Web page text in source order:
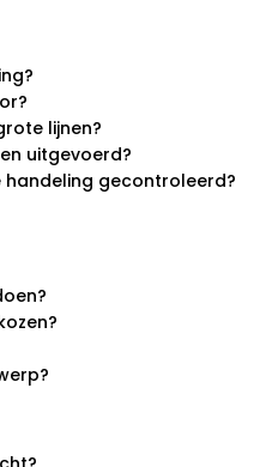
lijnen?
uitgevoerd?
gecontroleerd?